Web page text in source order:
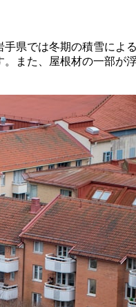
県では冬期の積雪によ
また、屋根材の一部が